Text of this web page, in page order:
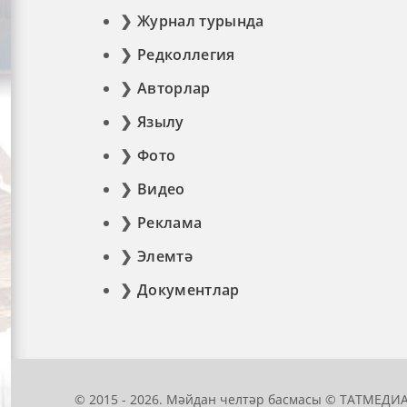
Журнал турында
Редколлегия
Авторлар
Язылу
Фото
Видео
Реклама
Элемтә
Документлар
© 2015 - 2026. Мәйдан челтәр басмасы ©